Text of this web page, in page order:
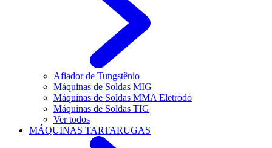
Afiador de Tungstênio
Máquinas de Soldas MIG
Máquinas de Soldas MMA Eletrodo
Máquinas de Soldas TIG
Ver todos
MÁQUINAS TARTARUGAS